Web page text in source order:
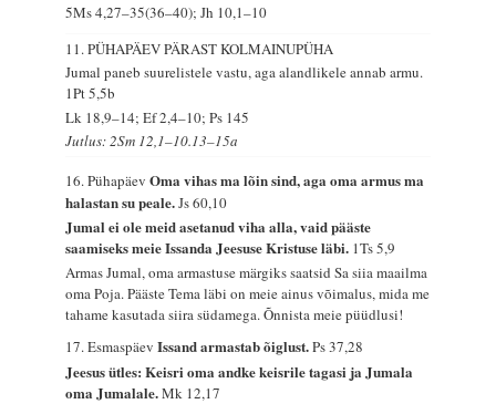
5Ms 4,27–35(36–40); Jh 10,1–10
11. PÜHAPÄEV PÄRAST KOLMAINUPÜHA
Jumal paneb suurelistele vastu, aga alandlikele annab armu.
1Pt 5,5b
Lk 18,9–14; Ef 2,4–10; Ps 145
Jutlus: 2Sm 12,1–10.13–15a
16. PühapäevOma vihas ma lõin sind, aga oma armus ma
halastan su peale.Js 60,10
Jumal ei ole meid asetanud viha alla, vaid pääste
saamiseks meie Issanda Jeesuse Kristuse läbi. 1Ts 5,9
Armas Jumal, oma armastuse märgiks saatsid Sa siia maailma
oma Poja. Pääste Tema läbi on meie ainus võimalus, mida me
tahame kasutada siira südamega. Õnnista meie püüdlusi!
17. EsmaspäevIssand armastab õiglust.Ps 37,28
Jeesus ütles: Keisri oma andke keisrile tagasi ja Jumala
oma Jumalale.Mk 12,17